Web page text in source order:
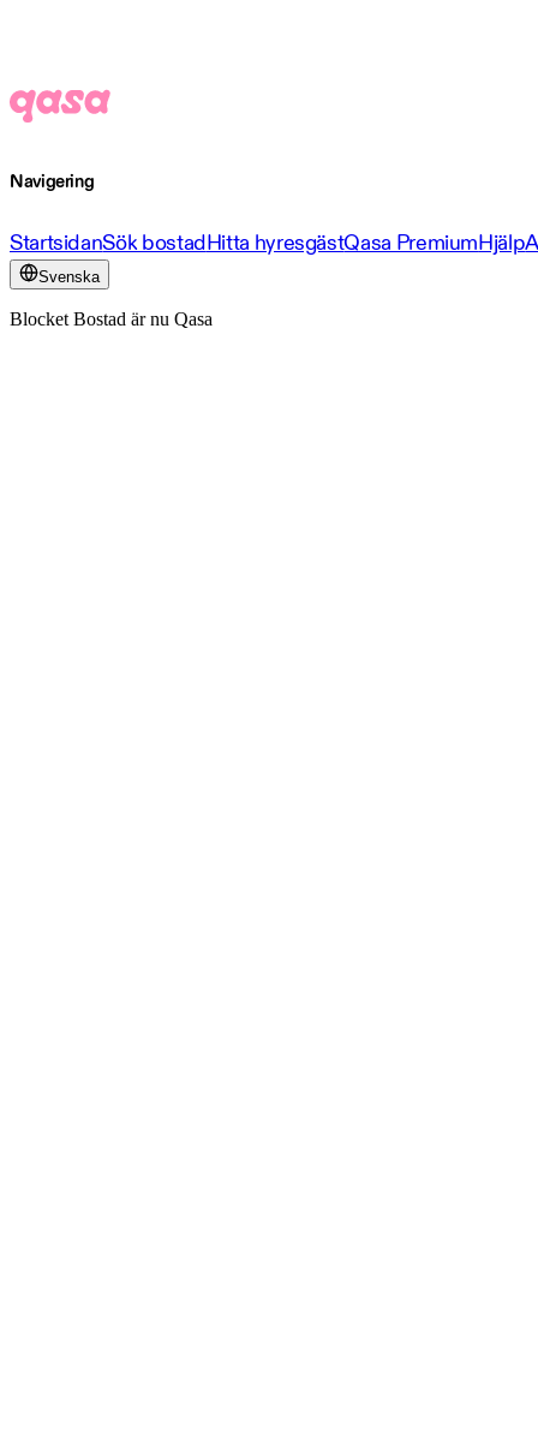
Navigering
StartsidanSök bostadHitta hyresgästQasa PremiumHjälp
Svenska
Blocket Bostad är nu Qasa